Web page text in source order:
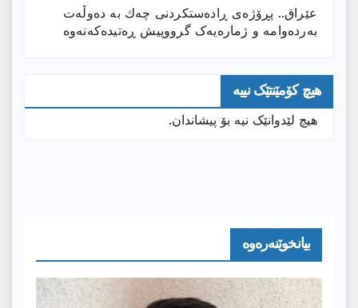
عێراق.. پڕۆژەی ڕادەستكردنی چەك بە دەوڵەت
بەردەوامە و ژمارەیەک گرووپیش ڕەتیدەکەنەوە
هیچ کۆمێنتێک نییە
هیچ لێدوانێک نیە بۆ پیشاندان.
بیانخوێنەرەوە